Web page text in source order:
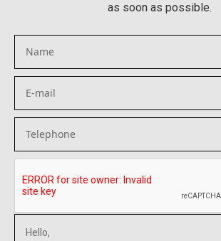
as soon as possible.